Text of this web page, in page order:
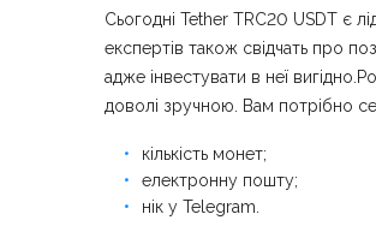
Сьогодні Tether TRC20 USDT є
експертів також свідчать про
адже інвестувати в неї
доволі зручною. Вам потрібно
кількість монет;
електронну пошту;
нік у Telegram.